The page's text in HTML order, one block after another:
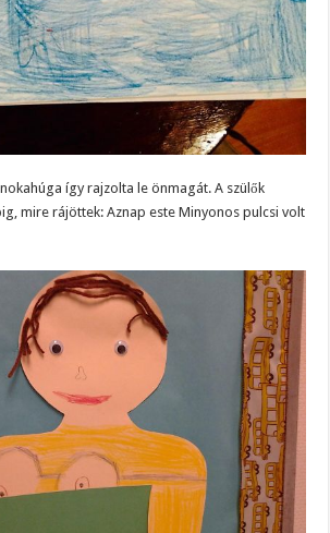
így rajzolta le önmagát. A szülők
mire rájöttek: Aznap este Minyonos pulcsi volt